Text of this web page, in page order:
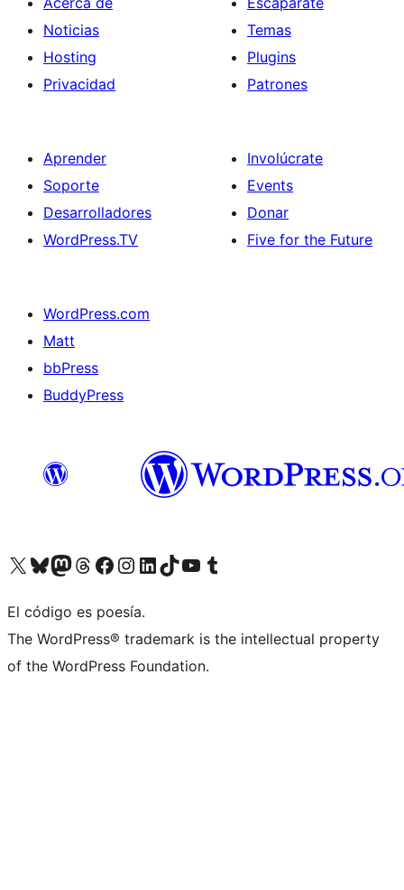
Noticias
Hosting
Privacidad
Temas
Plugins
Patrones
Aprender
Soporte
Desarrolladores
WordPress.TV
Involúcrate
Events
Donar
Five for the Future
WordPress.com
Matt
bbPress
BuddyPress
Visit our X (formerly Twitter) account
Visit our Bluesky account
Visita nuestra cuenta de Twitter
Visit our Threads account
Visita nuestra página de Facebook
Visite nuestra cuenta de Instagram
Visit our LinkedIn account
Visit our TikTok account
Visit our YouTube channel
Visit our Tumblr account
El código es poesía.
The WordPress® trademark is the intellectual property
of the WordPress Foundation.